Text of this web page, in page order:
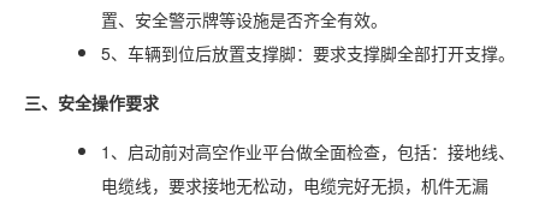
置、安全警示牌等设施是否齐全有效。
5、车辆到位后放置支撑脚：要求支撑脚全部打开支撑。
三、安全操作要求
1、启动前对高空作业平台做全面检查，包括：接地线、
电缆线，要求接地无松动，电缆完好无损，机件无漏